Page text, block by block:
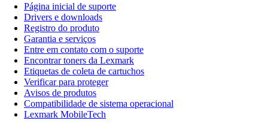
Página inicial de suporte
Drivers e downloads
Registro do produto
Garantia e serviços
Entre em contato com o suporte
Encontrar toners da Lexmark
Etiquetas de coleta de cartuchos
Verificar para proteger
Avisos de produtos
Compatibilidade de sistema operacional
Lexmark MobileTech